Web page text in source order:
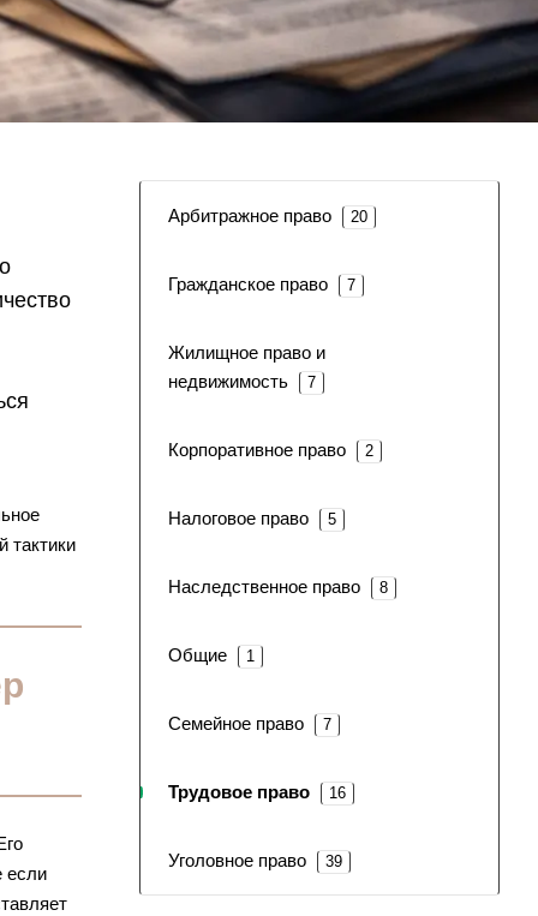
тактики
если
Арбитражное право 20
Гражданское право 7
Жилищное право и
недвижимость
7
Корпоративное право 2
Налоговое право 5
Наследственное право 8
Общие 1
Семейное право 7
Трудовое право 16
Уголовное право 39